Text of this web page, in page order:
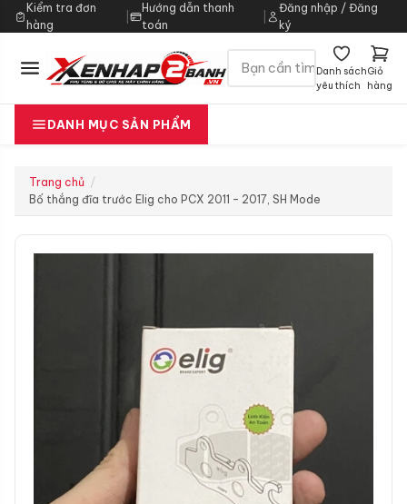
Kiểm tra đơn
hàng
|
Hướng dẫn thanh
toán
Đăng nhập / Đăng
ký
Danh sách
yêu thích
Giỏ
hàng
DANH MỤC SẢN PHẨM
Trang chủ
Bố thắng đĩa trước Elig cho PCX 2011 – 2017, SH Mode